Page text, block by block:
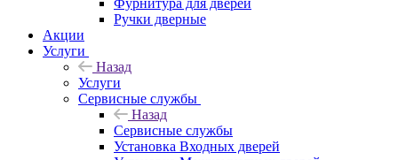
Фурнитура для дверей
Ручки дверные
Акции
Услуги
Назад
Услуги
Сервисные службы
Назад
Сервисные службы
Установка Входных дверей